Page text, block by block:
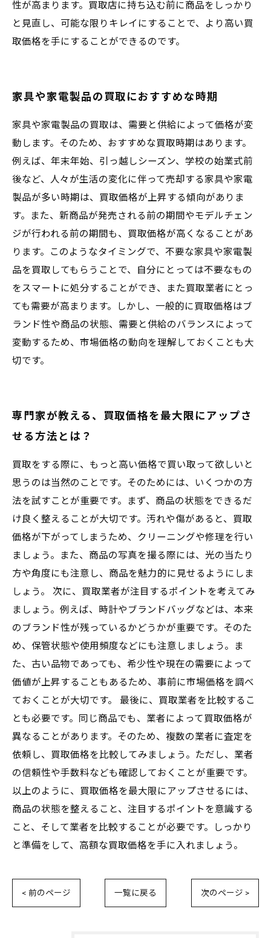
性が高まります。買取店に持ち込む前に商品をしっかり
と見直し、可能な限りキレイにすることで、より高い買
取価格を手にすることができるのです。
家具や家電製品の買取におすすめな時期
家具や家電製品の買取は、需要と供給によって価格が変
動します。そのため、おすすめな買取時期はあります。
例えば、年末年始、引っ越しシーズン、学校の始業式前
後など、人々が生活の変化に伴って売却する家具や家電
製品が多い時期は、買取価格が上昇する傾向がありま
す。また、新商品が発売される前の期間やモデルチェン
ジが行われる前の期間も、買取価格が高くなることがあ
ります。このようなタイミングで、不要な家具や家電製
品を買取してもらうことで、自分にとっては不要なもの
をスマートに処分することができ、また買取業者にとっ
ても需要が高まります。しかし、一般的に買取価格はブ
ランド性や商品の状態、需要と供給のバランスによって
変動するため、市場価格の動向を理解しておくことも大
切です。
専門家が教える、買取価格を最大限にアップさ
せる方法とは？
買取をする際に、もっと高い価格で買い取って欲しいと
思うのは当然のことです。そのためには、いくつかの方
法を試すことが重要です。まず、商品の状態をできるだ
け良く整えることが大切です。汚れや傷があると、買取
価格が下がってしまうため、クリーニングや修理を行い
ましょう。また、商品の写真を撮る際には、光の当たり
方や角度にも注意し、商品を魅力的に見せるようにしま
しょう。 次に、買取業者が注目するポイントを考えてみ
ましょう。例えば、時計やブランドバッグなどは、本来
のブランド性が残っているかどうかが重要です。そのた
め、保管状態や使用頻度などにも注意しましょう。ま
た、古い品物であっても、希少性や現在の需要によって
価値が上昇することもあるため、事前に市場価格を調べ
ておくことが大切です。 最後に、買取業者を比較するこ
とも必要です。同じ商品でも、業者によって買取価格が
異なることがあります。そのため、複数の業者に査定を
依頼し、買取価格を比較してみましょう。ただし、業者
の信頼性や手数料なども確認しておくことが重要です。
以上のように、買取価格を最大限にアップさせるには、
商品の状態を整えること、注目するポイントを意識する
こと、そして業者を比較することが必要です。しっかり
と準備をして、高額な買取価格を手に入れましょう。
< 前のページ 一覧に戻る 次のページ >